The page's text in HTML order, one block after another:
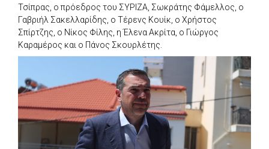
Τσίπρας, ο πρόεδρος του ΣΥΡΙΖΑ, Σωκράτης Φάμελλος, ο
Γαβριήλ Σακελλαρίδης, ο Τέρενς Κουίκ, ο Χρήστος
Σπίρτζης, ο Νίκος Φίλης, η Έλενα Ακρίτα, ο Γιώργος
Καραμέρος και ο Πάνος Σκουρλέτης.